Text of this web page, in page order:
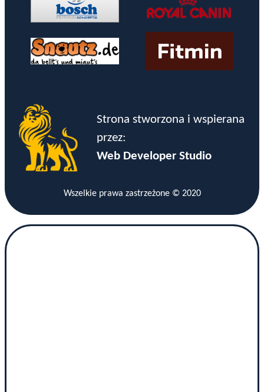
Strona stworzona i wspierana
przez:
Web Developer Studio
Wszelkie prawa zastrzeżone © 2020